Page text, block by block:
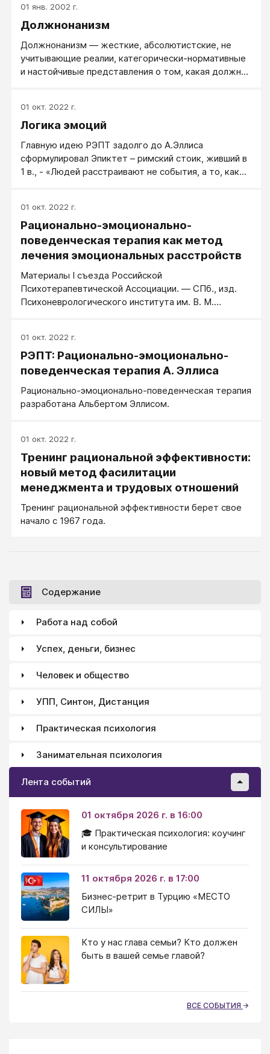
неудачи и расстройство овладеть им. Поэтому он
продолжает реагировать в той же самой манере,
01 янв. 2002 г.
Должнонанизм
Должнонанизм — жесткие, абсолютистские, не
учитывающие реалии, категорически-нормативные
и настойчивые представления о том, какая должна
01 окт. 2022 г.
Логика эмоций
Главную идею РЭПТ задолго до А.Эллиса
сформулировал Эпиктет – римский стоик, живший в
1 в., - «Людей расстраивают не события, а то, как
внешними событиями (стимулами среды)
непосредственно. В отличие от других живых
существ человек – животное говорящее. А это
значит, что все его поведенческие реакции
опосредствованы искусственными стимулами, или
речью. Говоря проще, наше поведение и чувства
регулируются словесными инструкциями. Вначале
такие инструкции мы получаем от других людей –
Если ты будешь учиться плохо, то ни за что не
добьешься успеха в жизни!», «Не трусь! Настоящий
мужчина ничего не боится!» и т.п.
01 окт. 2022 г.
Рационально-эмоционально-
поведенческая терапия как метод
лечения эмоциональных расстройств
Материалы I съезда Российской
Психотерапевтической Ассоциации. — СПб., изд.
Психоневрологического института им. В. М.
01 окт. 2022 г.
РЭПТ: Рационально-эмоционально-
поведенческая терапия А. Эллиса
Рационально-эмоционально-поведенческая терапия
разработана Альбертом Эллисом.
01 окт. 2022 г.
Тренинг рациональной эффективности:
новый метод фасилитации
менеджмента и трудовых отношений
Тренинг рациональной эффективности берет свое
начало с 1967 года.
Содержание
Работа над собой
Успех, деньги, бизнес
Человек и общество
УПП, Синтон, Дистанция
Практическая психология
Занимательная психология
Лента событий
01 октября 2026 г. в 16:00
🎓 Практическая психология: коучинг
и консультирование
11 октября 2026 г. в 17:00
Бизнес-ретрит в Турцию «МЕСТО
СИЛЫ»
Кто у нас глава семьи? Кто должен
быть в вашей семье главой?
ВСЕ СОБЫТИЯ